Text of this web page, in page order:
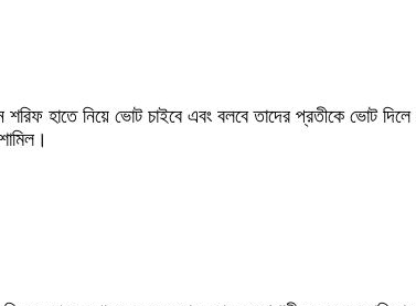
নিয়ে ভোট চাইবে এবং বলবে তাদের প্রতীকে ভোট দিলে